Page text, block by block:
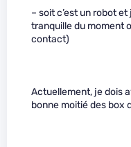
– soit c’est un robot
tranquille du moment
contact)
Actuellement, je dois
bonne moitié des box